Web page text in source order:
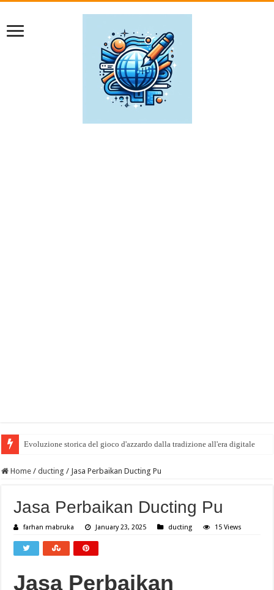
Evoluzione storica del gioco d'azzardo dalla tradizione all'era digitale
Home / ducting / Jasa Perbaikan Ducting Pu
Jasa Perbaikan Ducting Pu
farhan mabruka January 23, 2025 ducting 15 Views
Jasa Perbaikan